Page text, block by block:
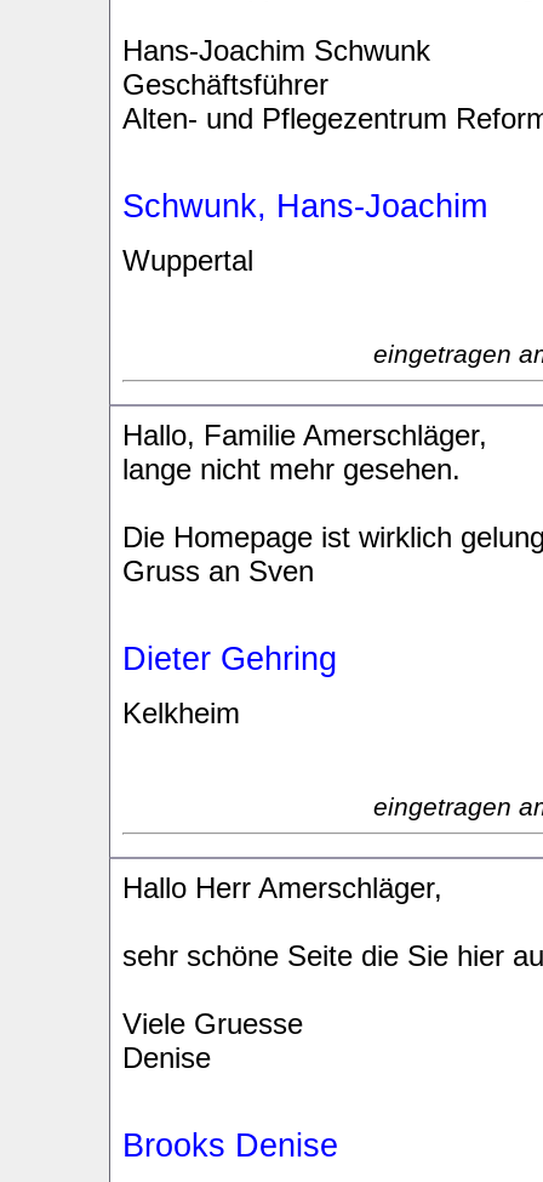
Hans-Joachim Schwunk
Geschäftsführer
Alten- und Pflegezentrum
Schwunk, Hans-Joachim
Wuppertal
eingetragen
Hallo, Familie Amerschläger,
lange nicht mehr gesehen.
Die Homepage ist wirklich
Gruss an Sven
Dieter Gehring
Kelkheim
eingetragen
Hallo Herr Amerschläger,
sehr schöne Seite die Sie hier
Viele Gruesse
Denise
Brooks Denise